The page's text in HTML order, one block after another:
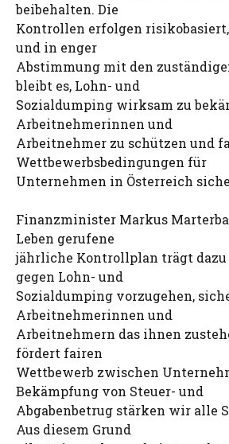
beibehalten. Die
Kontrollen erfolgen
und in enger
Abstimmung mit den
bleibt es, Lohn- und
Sozialdumping wirksam zu
Arbeitnehmerinnen und
Arbeitnehmer zu schützen und
Wettbewerbsbedingungen für
Unternehmen in Österreich
Finanzminister Markus
Leben gerufene
jährliche Kontrollplan trägt
gegen Lohn- und
Sozialdumping vorzugehen,
Arbeitnehmerinnen und
Arbeitnehmern das ihnen
fördert fairen
Wettbewerb zwischen
Bekämpfung von Steuer- und
Abgabenbetrug stärken wir alle
Aus diesem Grund